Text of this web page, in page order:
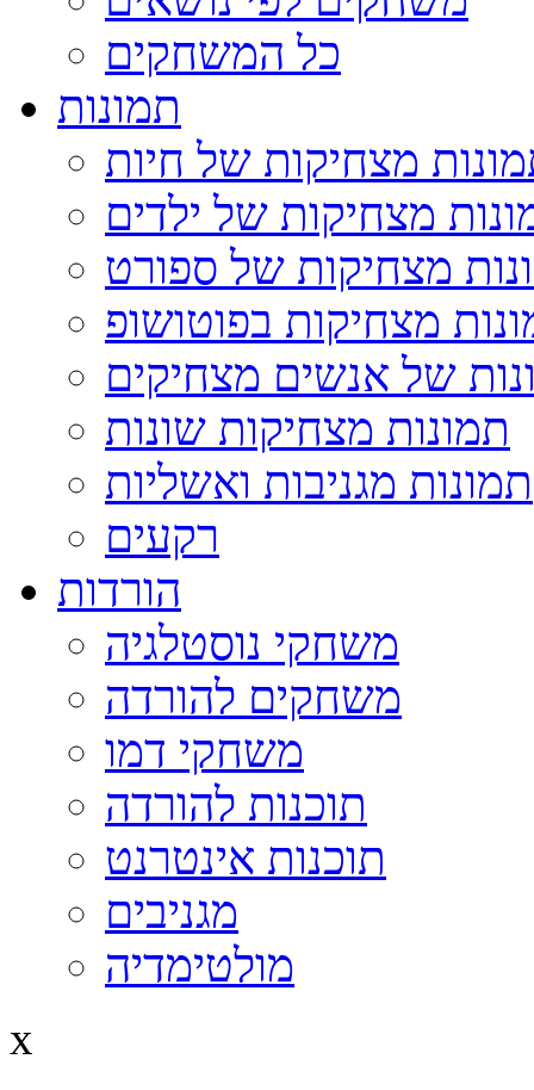
כל המשחקים
תמונות
מצחיקות של חיות
מצחיקות של ילדים
מצחיקות של ספורט
מצחיקות בפוטושופ
של אנשים מצחיקים
תמונות מצחיקות שונות
תמונות מגניבות ואשליות
רקעים
הורדות
משחקי נוסטלגיה
משחקים להורדה
משחקי דמו
תוכנות להורדה
תוכנות אינטרנט
מגניבים
מולטימדיה
x